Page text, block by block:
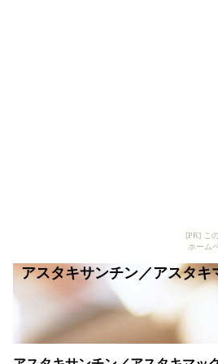
[PR] こ
ホーム
アスタキサンチン／アスタキ